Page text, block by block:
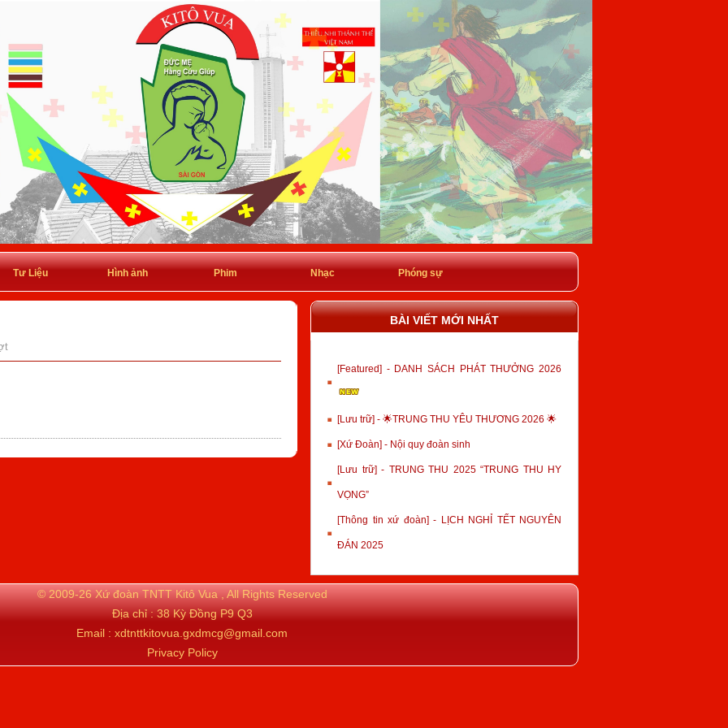
Tư Liệu Hình ảnh Phim Nhạc Phóng sự
BÀI VIẾT MỚI NHẤT
[Featured] - DANH SÁCH PHÁT THƯỞNG 2026
[Lưu trữ] - 🌟TRUNG THU YÊU THƯƠNG 2026 🌟
[Xứ Đoàn] - Nội quy đoàn sinh
[Lưu trữ] - TRUNG THU 2025 “TRUNG THU HY
VỌNG”
[Thông tin xứ đoàn] - LỊCH NGHỈ TẾT NGUYÊN
ĐÁN 2025
© 2009-26 Xứ đoàn TNTT Kitô Vua , All Rights Reserved
Địa chỉ : 38 Kỳ Đồng P9 Q3
Email : xdtnttkitovua.gxdmcg@gmail.com
Privacy Policy